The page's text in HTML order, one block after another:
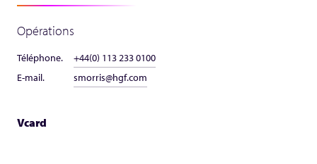
Opérations
Téléphone.
+44(0) 113 233 0100
E-mail.
smorris@hgf.com
Vcard